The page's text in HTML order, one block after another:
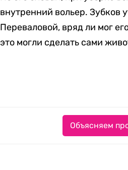
внутренний вольер. Зубков
Переваловой, вряд ли мог
это могли сделать сами
Объясняем